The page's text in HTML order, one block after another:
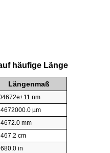
häufige Länge
Längenmaß
nm
µm
mm
cm
in